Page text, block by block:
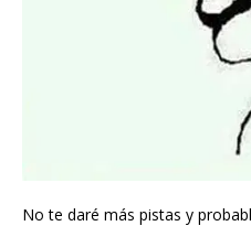
No te daré más pistas y